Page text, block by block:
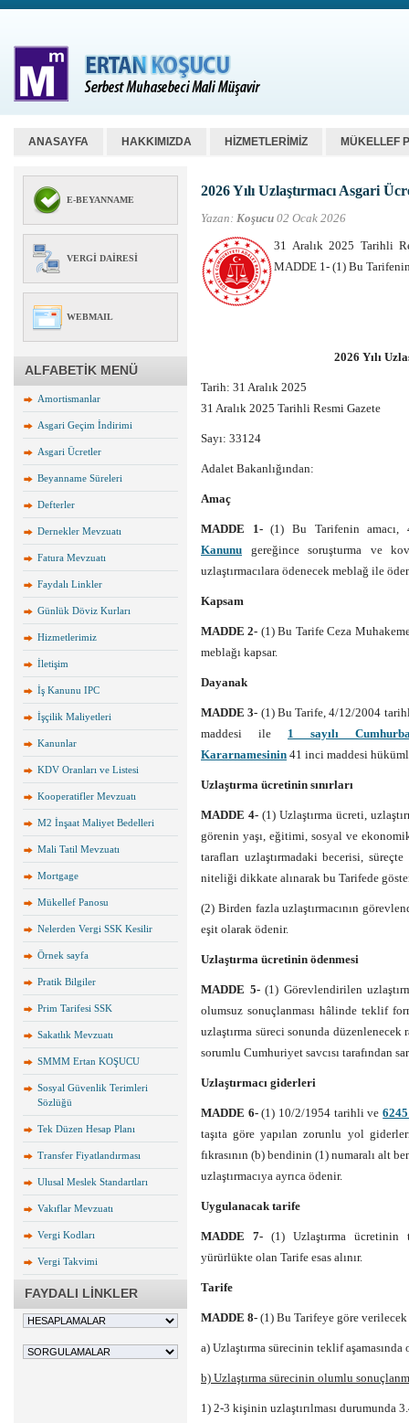
ANASAYFA HAKKIMIZDA HİZMETLERİMİZ MÜKELLEF
E-BEYANNAME
VERGI DAIRESI
WEBMAIL
ALFABETİK MENÜ
Amortismanlar
Asgari Geçim İndirimi
Asgari Ücretler
Beyanname Süreleri
Defterler
Dernekler Mevzuatı
Fatura Mevzuatı
Faydalı Linkler
Günlük Döviz Kurları
Hizmetlerimiz
İletişim
İş Kanunu IPC
İşçilik Maliyetleri
Kanunlar
KDV Oranları ve Listesi
Kooperatifler Mevzuatı
M2 İnşaat Maliyet Bedelleri
Mali Tatil Mevzuatı
Mortgage
Mükellef Panosu
Nelerden Vergi SSK Kesilir
Örnek sayfa
Pratik Bilgiler
Prim Tarifesi SSK
Sakatlık Mevzuatı
SMMM Ertan KOŞUCU
Sosyal Güvenlik Terimleri
Sözlüğü
Tek Düzen Hesap Planı
Transfer Fiyatlandırması
Ulusal Meslek Standartları
Vakıflar Mevzuatı
Vergi Kodları
Vergi Takvimi
FAYDALI LİNKLER
2026 Yılı Uzlaştırmacı Asgari
Yazan: Koşucu 02 Ocak 2026
31 Aralık 2025 Tarihli
MADDE 1- (1) Bu
2026 Yılı
Tarih: 31 Aralık 2025
31 Aralık 2025 Tarihli Resmi Gazete
Sayı: 33124
Adalet Bakanlığından:
Amaç
MADDE 1-(1) Bu Tarifenin
Kanunu gereğince soruşturma ve
uzlaştırmacılara ödenecek meblağ ile
Kapsam
MADDE 2- (1) Bu Tarife Ceza
meblağı kapsar.
Dayanak
MADDE 3- (1) Bu Tarife, 4/12/2004
maddesi ile 1 sayılı
Kararnamesinin 41 inci maddesi
Uzlaştırma ücretinin sınırları
MADDE 4- (1) Uzlaştırma ücreti,
görenin yaşı, eğitimi, sosyal ve
tarafları uzlaştırmadaki becerisi,
niteliği dikkate alınarak bu Tarifede
(2) Birden fazla uzlaştırmacının
eşit olarak ödenir.
Uzlaştırma ücretinin ödenmesi
MADDE 5-(1) Görevlendirilen
olumsuz sonuçlanması hâlinde teklif
uzlaştırma süreci sonunda
sorumlu Cumhuriyet savcısı tarafından
Uzlaştırmacı giderleri
MADDE 6-(1) 10/2/1954 tarihli ve
taşıta göre yapılan zorunlu yol
fıkrasının (b) bendinin (1) numaralı alt
uzlaştırmacıya ayrıca ödenir.
Uygulanacak tarife
MADDE 7- (1) Uzlaştırma ücretinin
yürürlükte olan Tarife esas alınır.
Tarife
MADDE 8- (1) Bu Tarifeye göre
a) Uzlaştırma sürecinin teklif
b) Uzlaştırma sürecinin olumlu
1) 2-3 kişinin uzlaştırılması durumunda